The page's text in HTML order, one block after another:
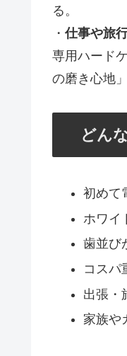
る。
・ 仕事や旅
専用ハード
の磨き心地
どん
初めて
ホワイ
歯並び
コスパ
出張・
家族や